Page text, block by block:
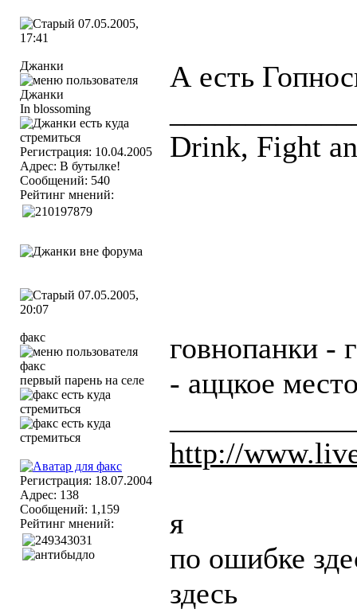
07.05.2005,
17:41
Джанки
In blossoming
Регистрация: 10.04.2005
Адрес: В бутылке!
Сообщений: 540
Рейтинг мнений:
А есть
Drink, Fight
07.05.2005,
20:07
факс
первый парень на селе
Регистрация: 18.07.2004
Адрес: 138
Сообщений: 1,159
Рейтинг мнений:
говнопанки -
- аццкое
http://
я
по ошибке
здесь